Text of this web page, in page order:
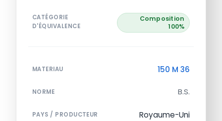
CATÉGORIE
D'ÉQUIVALENCE
Composition
100%
MATERIAU 150 M 36
NORME B.S.
PAYS / PRODUCTEUR Royaume-Uni